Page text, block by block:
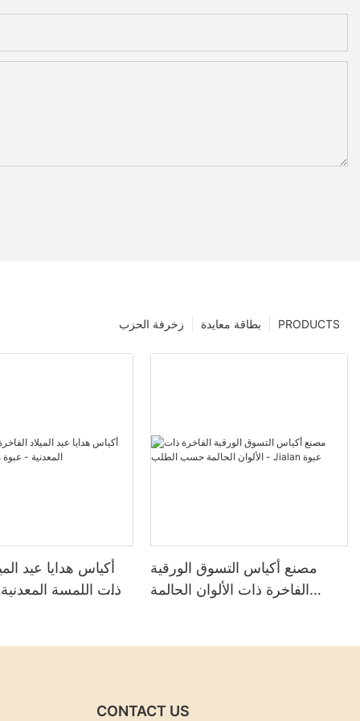
PRODUCTS بطاقة معايدة زخرفة الحزب
أكياس هدايا عيد
ذات اللمسة
مصنع أكياس التسوق الورقية
الفاخرة ذات الألوان الحالمة
CONTACT US